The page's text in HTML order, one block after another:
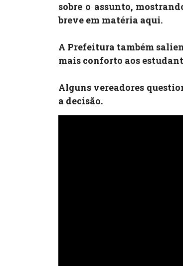
sobre o assunto,
breve em matéria aqui.
A Prefeitura também
mais conforto aos
Alguns vereadores
a decisão.